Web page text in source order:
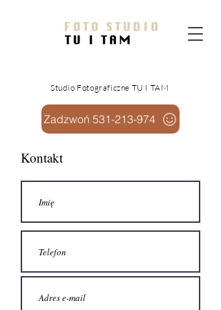
Studio Fotograficzne TU I TAM
Zadzwoń 531-213-974
Kontakt